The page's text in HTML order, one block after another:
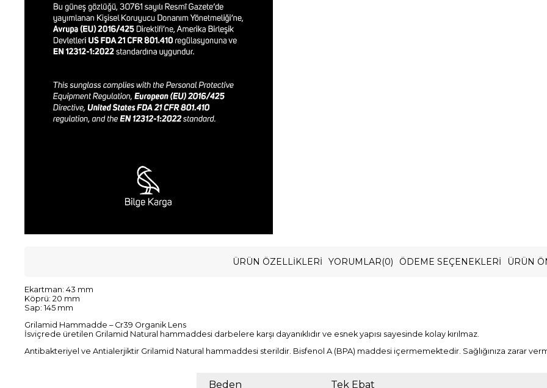
ÜRÜN ÖZELLIKLERI YORUMLAR(0) ÖDEME SEÇENEKLERI ÜRÜN
Ekartman: 43 mm
Köprü: 20 mm
Sap: 145 mm
Grilamid Hammadde – Cr39 Organik Lens
İsviçrede üretilen Grilamid Natural hammaddesi darbelere karşı dayanıklıdır ve esnek yapısı sayesinde kolay kırılmaz.
Antibakteriyel ve Antialerjiktir Grilamid Natural hammaddesi sterildir. Bisfenol A (BPA) maddesi içermemektedir. Sağlığınıza zarar
Beden Tek Ebat